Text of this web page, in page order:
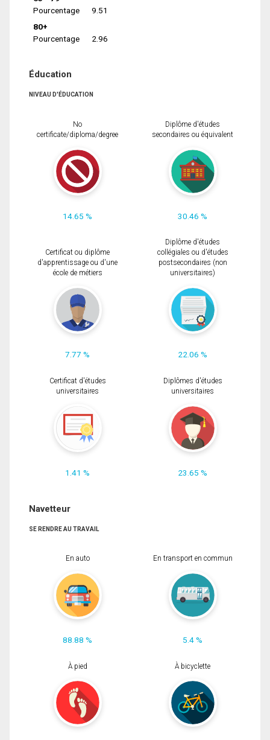
Pourcentage
9.51
80+
Pourcentage
2.96
Éducation
NIVEAU D'ÉDUCATION
No
certificate/diploma/degree
14.65 %
Diplôme d'études
secondaires ou équivalent
30.46 %
Certificat ou diplôme
d'apprentissage ou d'une
école de métiers
7.77 %
Diplôme d'études
collégiales ou d'études
postsecondaires (non
universitaires)
22.06 %
Certificat d'études
universitaires
1.41 %
Diplômes d'études
universitaires
23.65 %
Navetteur
SE RENDRE AU TRAVAIL
En auto
88.88 %
En transport en commun
5.4 %
À pied À bicyclette